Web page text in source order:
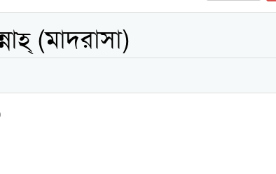
(মাদরাসা)